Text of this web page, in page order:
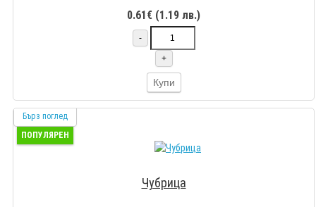
0.61€ (1.19 лв.)
-
+
Купи
Бърз поглед
ПОПУЛЯРЕН
Чубрица